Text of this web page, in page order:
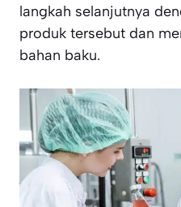
langkah selanjutnya
produk tersebut dan
bahan baku.